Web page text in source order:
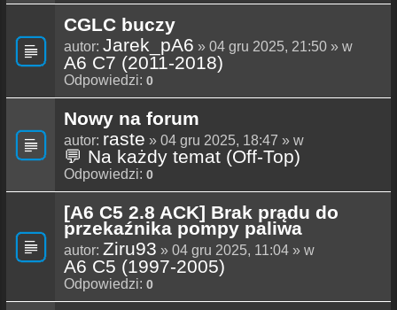
CGLC buczy
autor: Jarek_pA6 » 04 gru 2025, 21:50 » w
A6 C7 (2011-2018)
Odpowiedzi: 0
Nowy na forum
autor: raste » 04 gru 2025, 18:47 » w
💬 Na każdy temat (Off-Top)
Odpowiedzi: 0
[A6 C5 2.8 ACK] Brak prądu do
przekaźnika pompy paliwa
autor: Ziru93 » 04 gru 2025, 11:04 » w
A6 C5 (1997-2005)
Odpowiedzi: 0